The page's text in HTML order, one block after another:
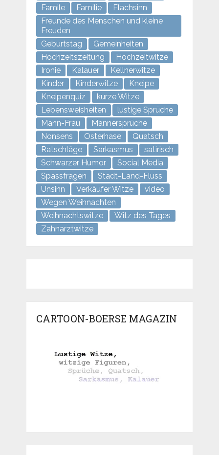
Famile
Familie
Flachsinn
Freunde des Menschen und kleine
Freuden
Geburtstag
Gemeinheiten
Hochzeitszeitung
Hochzeitwitze
Ironie
Kalauer
Kellnerwitze
Kinder
Kinderwitze
Kneipe
Kneipenquiz
kurze Witze
Lebensweisheiten
lustige Sprüche
Mann-Frau
Männersprüche
Nonsens
Osterhase
Quatsch
Ratschläge
Sarkasmus
satirisch
Schwarzer Humor
Social Media
Spassfragen
Stadt-Land-Fluss
Unsinn
Verkäufer Witze
video
Wegen Weihnachten
Weihnachtswitze
Witz des Tages
Zahnarztwitze
CARTOON-BOERSE MAGAZIN